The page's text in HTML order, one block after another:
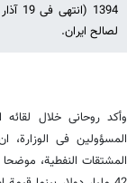
لصالح ایران.
وأکد روحانی خلال لقائه
المسؤولین فی
المشتقات النفطیة،